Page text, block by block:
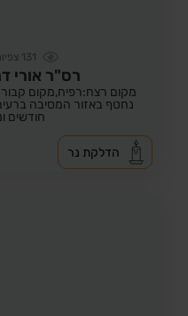
131
רס"ר אורי
מקום רצח:רפיח,מקום
חודשים
הדלקת נר